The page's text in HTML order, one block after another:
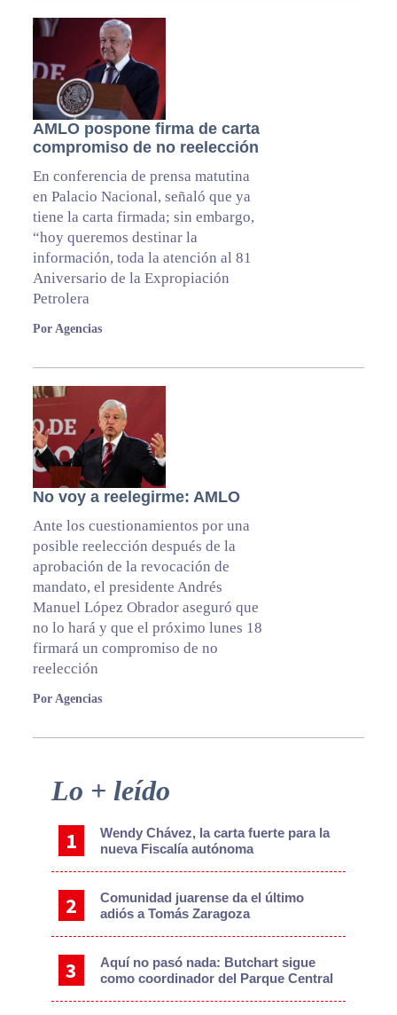
AMLO pospone firma de carta
compromiso de no reelección
En conferencia de prensa matutina
en Palacio Nacional, señaló que ya
tiene la carta firmada; sin embargo,
“hoy queremos destinar la
información, toda la atención al 81
Aniversario de la Expropiación
Petrolera
Por Agencias
No voy a reelegirme: AMLO
Ante los cuestionamientos por una
posible reelección después de la
aprobación de la revocación de
mandato, el presidente Andrés
Manuel López Obrador aseguró que
no lo hará y que el próximo lunes 18
firmará un compromiso de no
reelección
Por Agencias
Primary
Sidebar
Lo + leído
Wendy Chávez, la carta fuerte para la
nueva Fiscalía autónoma
Comunidad juarense da el último
adiós a Tomás Zaragoza
Aquí no pasó nada: Butchart sigue
como coordinador del Parque Central